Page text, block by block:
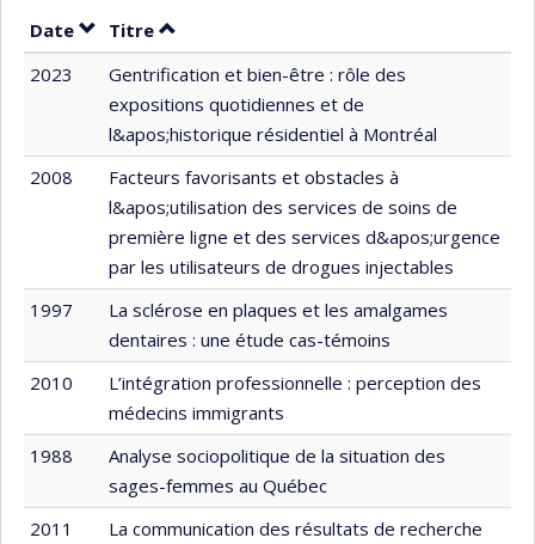
Date Trier par date en ordre croissant
Titre Trier par titre en ordre croissant
2023
Gentrification et bien-être : rôle des
expositions quotidiennes et de
l&apos;historique résidentiel à Montréal
2008
Facteurs favorisants et obstacles à
l&apos;utilisation des services de soins de
première ligne et des services d&apos;urgence
par les utilisateurs de drogues injectables
1997
La sclérose en plaques et les amalgames
dentaires : une étude cas-témoins
2010
L’intégration professionnelle : perception des
médecins immigrants
1988
Analyse sociopolitique de la situation des
sages-femmes au Québec
2011
La communication des résultats de recherche